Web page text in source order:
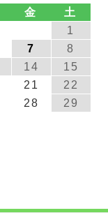
金
土
1
7
8
14
15
21
22
28
29